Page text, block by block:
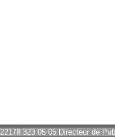
323 05 05 Directeur de